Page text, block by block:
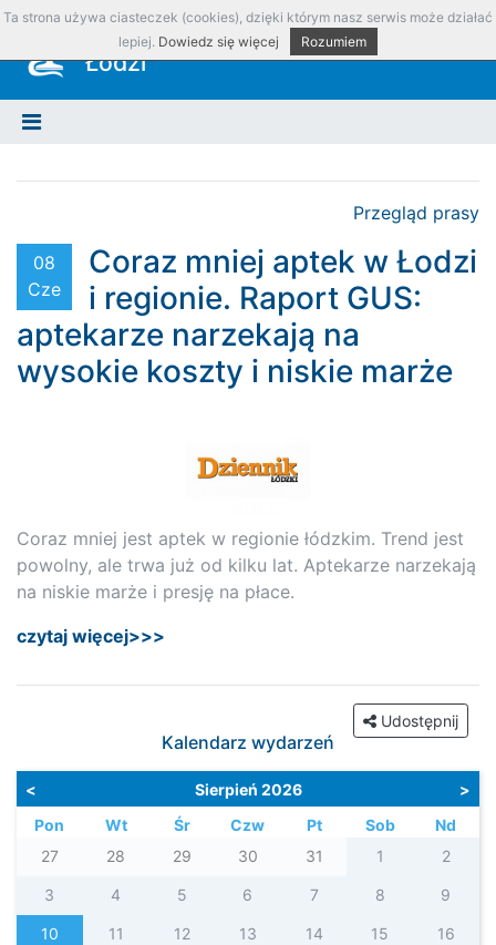
Okręgowa Izba Aptekarska w
Łodzi
Przegląd prasy
08
Cze
Coraz mniej aptek w Łodzi
i regionie. Raport GUS:
aptekarze narzekają na
wysokie koszty i niskie marże
Coraz mniej jest aptek w regionie łódzkim. Trend jest
powolny, ale trwa już od kilku lat. Aptekarze narzekają
na niskie marże i presję na płace.
czytaj więcej>>>
Udostępnij
Kalendarz wydarzeń
< Sierpień 2026
>
Pon
Wt Śr Czw Pt Sob
Nd
27
28 29 30 31 1 2
3 4 5 6 7 8 9
10 11 12 13 14 15 16
Ta strona używa ciasteczek (cookies), dzięki którym nasz serwis może działać
lepiej. Dowiedz się więcej Rozumiem